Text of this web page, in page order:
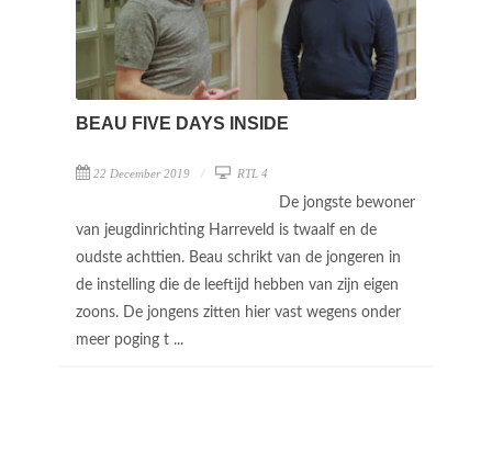
BEAU FIVE DAYS INSIDE
22 December 2019 RTL 4
De jongste bewoner
van jeugdinrichting Harreveld is twaalf en de
oudste achttien. Beau schrikt van de jongeren in
de instelling die de leeftijd hebben van zijn eigen
zoons. De jongens zitten hier vast wegens onder
meer poging t ...